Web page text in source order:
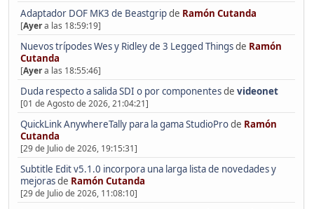
Adaptador DOF MK3 de Beastgripde Ramón Cutanda
[Ayera las 18:59:19]
Nuevos trípodes Wes y Ridley de 3 Legged Thingsde Ramón
Cutanda
[Ayera las 18:55:46]
Duda respecto a salida SDI o por componentesde videonet
[01 de Agosto de 2026, 21:04:21]
QuickLink AnywhereTally para la gama StudioProde Ramón
Cutanda
[29 de Julio de 2026, 19:15:31]
Subtitle Edit v5.1.0 incorpora una larga lista de novedades y
mejorasde Ramón Cutanda
[29 de Julio de 2026, 11:08:10]